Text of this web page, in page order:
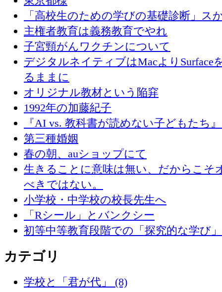
「高校生のための学びの基礎診断」ス
主権者教育は義務教育でやれ
子宮頸がんワクチンについて
デジタルネイティブはMacよりSurface
るままに
オリジナル教材という陥穽
1992年の加藤紀子
『AI vs. 教科書が読めない子どもたち
第三種婚姻
春の朝、auショップにて
生きることに意味は無い、だからこそ
べきではない。
小学校・中学校の校長先生へ
「Rシール」とバンクシー
初等中等教育段階での「探究的な学び
カテゴリ
学校と「君が代」 (8)